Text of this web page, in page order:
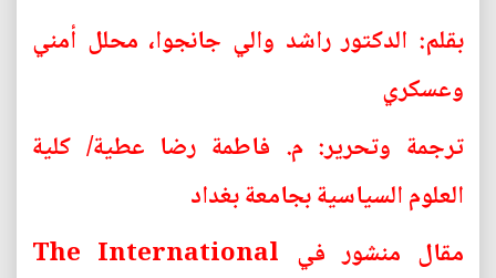
بقلم: الدكتور راشد والي جانجوا، محلل أمني
وعسكري
ترجمة وتحرير: م. فاطمة رضا عطية/ كلية
العلوم السياسية بجامعة بغداد
مقال منشور في The International